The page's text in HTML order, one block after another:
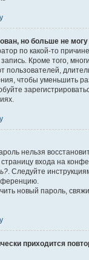
но больше не могу
по какой-то
Кроме того,
пользователей,
чтобы уменьшить
нельзя
входа на
. Следуйте
новый пароль,
приходится